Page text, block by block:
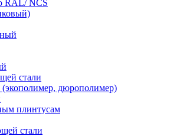
RAL/ NCS
стали
дюрополимер)
плинтусам
стали